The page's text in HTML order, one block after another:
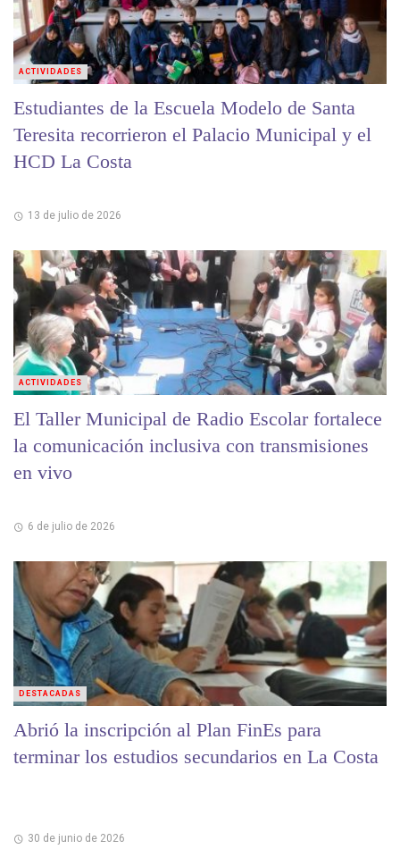
Estudiantes de la Escuela Modelo de Santa
Teresita recorrieron el Palacio Municipal y el
HCD La Costa
13 de julio de 2026
ACTIVIDADES
El Taller Municipal de Radio Escolar fortalece
la comunicación inclusiva con transmisiones
en vivo
6 de julio de 2026
ACTIVIDADES
Abrió la inscripción al Plan FinEs para
terminar los estudios secundarios en La Costa
30 de junio de 2026
DESTACADAS